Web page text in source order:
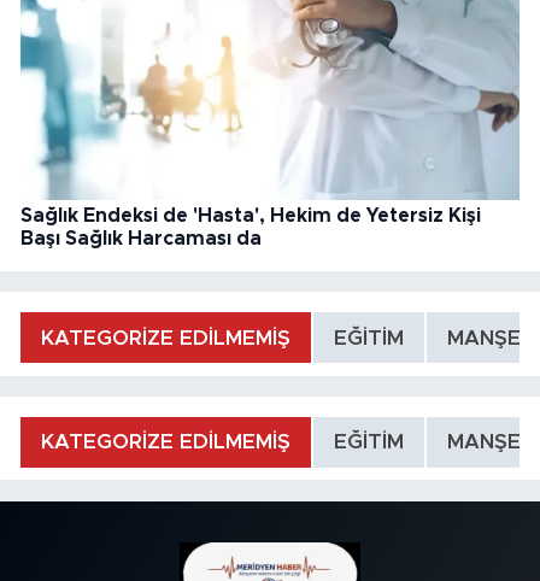
Sağlık Endeksi de 'Hasta', Hekim de Yetersiz Kişi
Başı Sağlık Harcaması da
KATEGORİZE EDİLMEMİŞ EĞİTİM MANŞET
KATEGORİZE EDİLMEMİŞ EĞİTİM MANŞET